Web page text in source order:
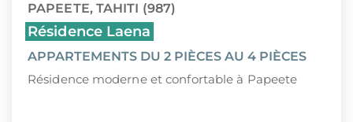
PAPEETE, TAHITI (987)
Résidence Laena
APPARTEMENTS DU 2 PIÈCES AU 4 PIÈCES
Résidence moderne et confortable à Papeete